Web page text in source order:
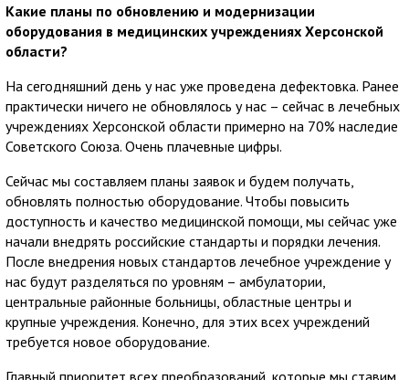
Какие планы по обновлению и модернизации
оборудования в медицинских учреждениях Херсонской
области?
На сегодняшний день у нас уже проведена дефектовка. Ранее
практически ничего не обновлялось у нас – сейчас в лечебных
учреждениях Херсонской области примерно на 70% наследие
Советского Союза. Очень плачевные цифры.
Сейчас мы составляем планы заявок и будем получать,
обновлять полностью оборудование. Чтобы повысить
доступность и качество медицинской помощи, мы сейчас уже
начали внедрять российские стандарты и порядки лечения.
После внедрения новых стандартов лечебное учреждение у
нас будут разделяться по уровням – амбулатории,
центральные районные больницы, областные центры и
крупные учреждения. Конечно, для этих всех учреждений
требуется новое оборудование.
Главный приоритет всех преобразований, которые мы ставим,